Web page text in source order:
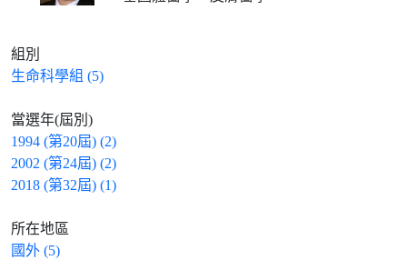
組別
生命科學組 (5)
當選年(屆別)
1994 (第20屆) (2)
2002 (第24屆) (2)
2018 (第32屆) (1)
所在地區
國外 (5)